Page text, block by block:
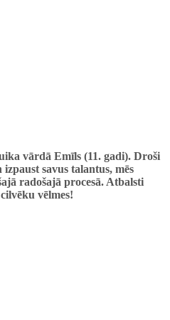
vārdā Emīls (11. gadi). Droši
savus talantus, mēs
radošajā procesā. Atbalsti
vēlmes!